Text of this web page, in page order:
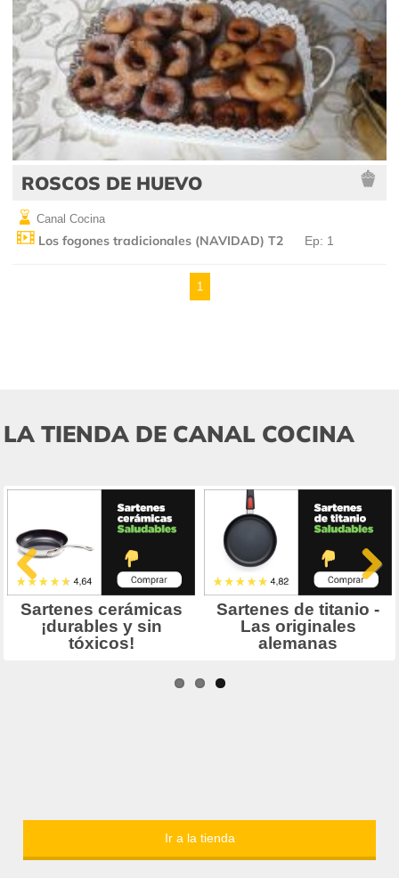
ROSCOS DE HUEVO
Canal Cocina
Los fogones tradicionales (NAVIDAD) T2 Ep: 1
1
LA TIENDA DE CANAL COCINA
Ir a la tienda